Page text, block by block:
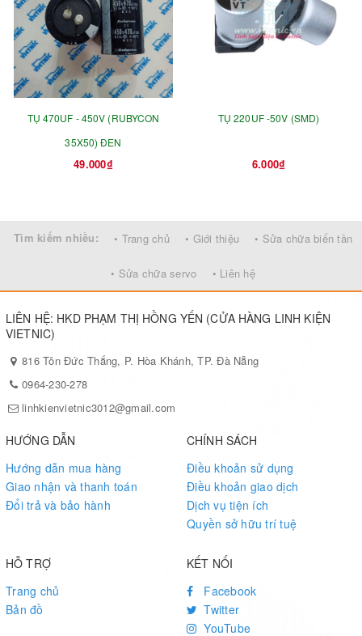
TỤ 470UF - 450V (RUBYCON
35X50) ĐEN
49.000₫
TỤ 220UF -50V (SMD)
6.000₫
Tìm kiếm nhiều: • Trang chủ • Giới thiệu • Sửa chữa biến tần
• Sửa chữa servo • Liên hệ
LIÊN HỆ: HKD PHẠM THỊ HỒNG YẾN (CỬA HÀNG LINH KIỆN
VIETNIC)
816 Tôn Đức Thắng, P. Hòa Khánh, TP. Đà Nẵng
0964-230-278
linhkienvietnic3012@gmail.com
HƯỚNG DẪN
Hướng dẫn mua hàng
Giao nhận và thanh toán
Đổi trả và bảo hành
CHÍNH SÁCH
Điều khoản sử dụng
Điều khoản giao dịch
Dịch vụ tiện ích
Quyền sở hữu trí tuệ
HỖ TRỢ
Trang chủ
Bản đồ
KẾT NỐI
Facebook
Twitter
YouTube